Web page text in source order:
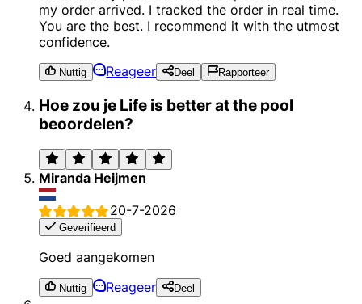
my order arrived. I tracked the order in real time.
You are the best. I recommend it with the utmost
confidence.
Nuttig Reageer Deel Rapporteer
Hoe zou je Life is better at the pool
beoordelen?
Miranda Heijmen
20-7-2026
Geverifieerd
Goed aangekomen
Nuttig Reageer Deel